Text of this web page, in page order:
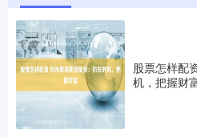
股票怎样配
机，把握财